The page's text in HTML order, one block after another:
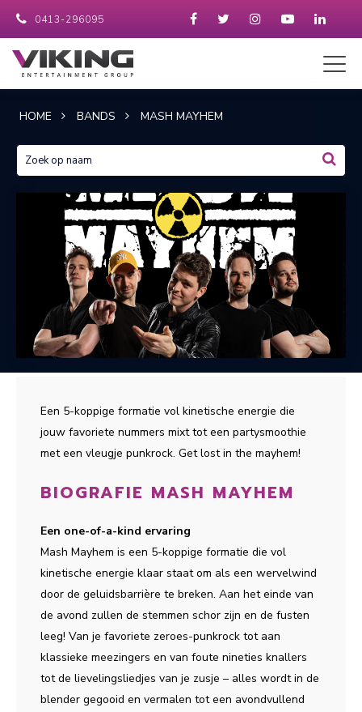
0413-296095
HOME BANDS MASH MAYHEM
Een 5-koppige formatie vol kinetische energie die
jouw favoriete nummers mixt tot een partysmoothie
met een vleugje punkrock. Get lost in the mayhem!
BIOGRAFIE MASH MAYHEM
Een one-of-a-kind ervaring
Mash Mayhem is een 5-koppige formatie die vol
kinetische energie klaar staat om als een wervelwind
door de geluidsbarrière te breken. Aan het einde van
de avond zullen de stemmen schor zijn en de fusten
leeg! Van je favoriete zeroes-punkrock tot aan
klassieke meezingers en van foute nineties knallers
tot de lievelingsliedjes van je zusje – alles wordt in de
blender gegooid en vermalen tot een avondvullend